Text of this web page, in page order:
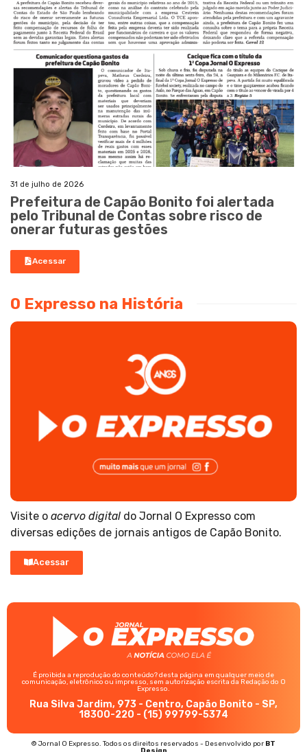
31 de julho de 2026
Prefeitura de Capão Bonito foi alertada
pelo Tribunal de Contas sobre risco de
onerar futuras gestões
Acessar
O Expresso na História
Visite o acervo digital do Jornal O Expresso com
diversas edições de jornais antigos de Capão Bonito.
Acessar
É proibida a reprodução do conteúdo? desta página em qualquer meio de
comunicação, eletrônico ou impresso, sem autorização escrita da Redação do O
Expresso.
Rua Silva Jardim, 973 - Centro, Capão Bonito - SP,
18300-220 - (15) 99799-5374
© Jornal O Expresso. Todos os direitos reservados - Desenvolvido por BT